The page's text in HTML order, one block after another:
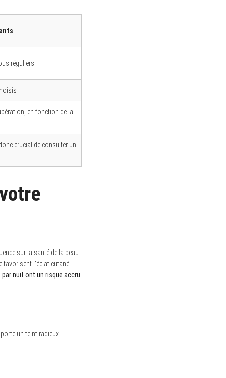
réguliers
en fonction de la
crucial de consulter un
sur la santé de la peau.
l’éclat cutané.
nuit ont un risque accru
un teint radieux.